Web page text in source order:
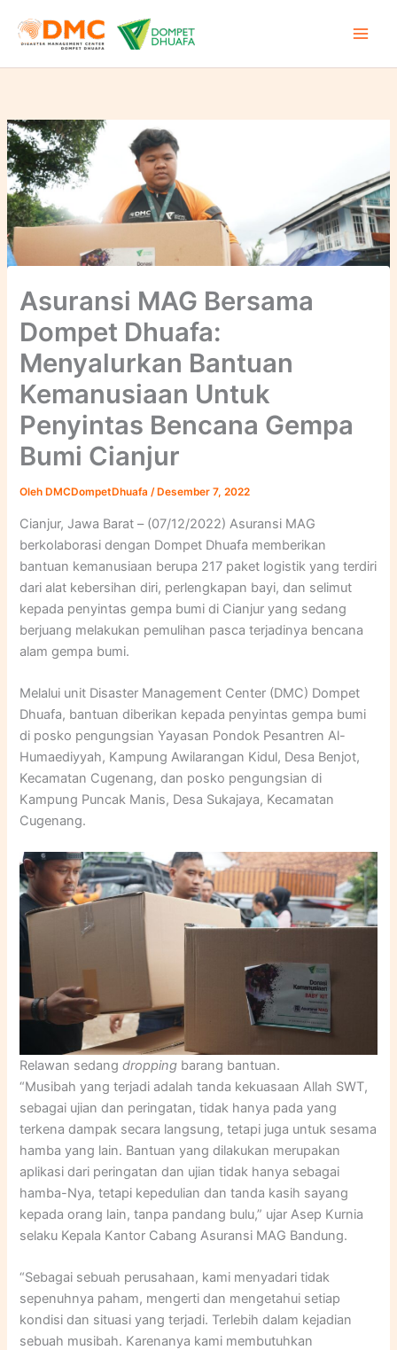
Asuransi MAG Bersama
Dompet Dhuafa:
Menyalurkan Bantuan
Kemanusiaan Untuk
Penyintas Bencana Gempa
Bumi Cianjur
Oleh DMCDompetDhuafa/ Desember 7, 2022
Cianjur, Jawa Barat – (07/12/2022) Asuransi MAG
berkolaborasi dengan Dompet Dhuafa memberikan
bantuan kemanusiaan berupa 217 paket logistik yang terdiri
dari alat kebersihan diri, perlengkapan bayi, dan selimut
kepada penyintas gempa bumi di Cianjur yang sedang
berjuang melakukan pemulihan pasca terjadinya bencana
alam gempa bumi.
Melalui unit Disaster Management Center (DMC) Dompet
Dhuafa, bantuan diberikan kepada penyintas gempa bumi
di posko pengungsian Yayasan Pondok Pesantren Al-
Humaediyyah, Kampung Awilarangan Kidul, Desa Benjot,
Kecamatan Cugenang, dan posko pengungsian di
Kampung Puncak Manis, Desa Sukajaya, Kecamatan
Cugenang.
Relawan sedangdropping barang bantuan.
“Musibah yang terjadi adalah tanda kekuasaan Allah SWT,
sebagai ujian dan peringatan, tidak hanya pada yang
terkena dampak secara langsung, tetapi juga untuk sesama
hamba yang lain. Bantuan yang dilakukan merupakan
aplikasi dari peringatan dan ujian tidak hanya sebagai
hamba-Nya, tetapi kepedulian dan tanda kasih sayang
kepada orang lain, tanpa pandang bulu,” ujar Asep Kurnia
selaku Kepala Kantor Cabang Asuransi MAG Bandung.
“Sebagai sebuah perusahaan, kami menyadari tidak
sepenuhnya paham, mengerti dan mengetahui setiap
kondisi dan situasi yang terjadi. Terlebih dalam kejadian
sebuah musibah. Karenanya kami membutuhkan